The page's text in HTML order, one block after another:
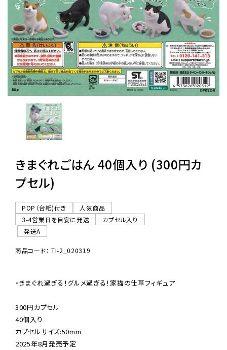
景品・玩具・文具
販促用カプセルトイ
よくあるご質問
06-6282-7659
きまぐれごはん 40個入り (300円カ
プセル)
POP（台紙)付き
人気商品
3-4営業日を目安に発送
カプセル入り
発送A
商品コード： TI-2_020319
・きまぐれ過ぎる！グルメ過ぎる！家猫の仕草フィギュア
300円カプセル
40個入り
カプセルサイズ:50mm
2025年8月発売予定